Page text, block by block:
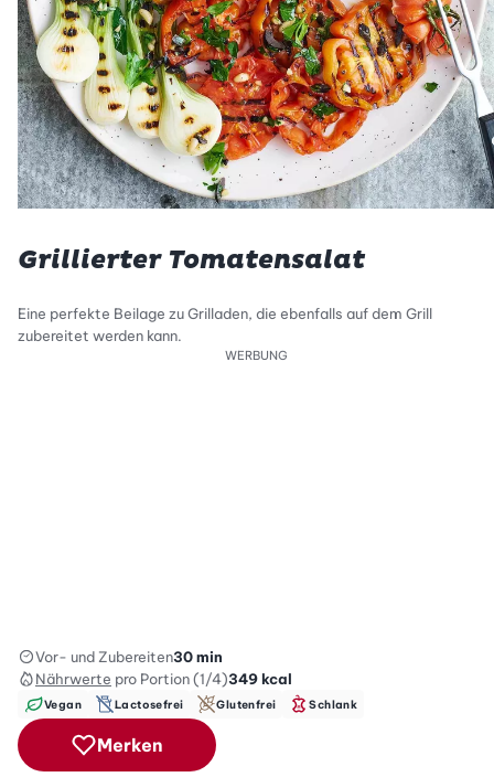
Grillierter Tomatensalat
Eine perfekte Beilage zu Grilladen, die ebenfalls auf dem Grill
zubereitet werden kann.
WERBUNG
Vor- und Zubereiten30 min
Nährwerte pro Portion (1/4)349kcal
Vegan Lactosefrei Glutenfrei Schlank
Merken